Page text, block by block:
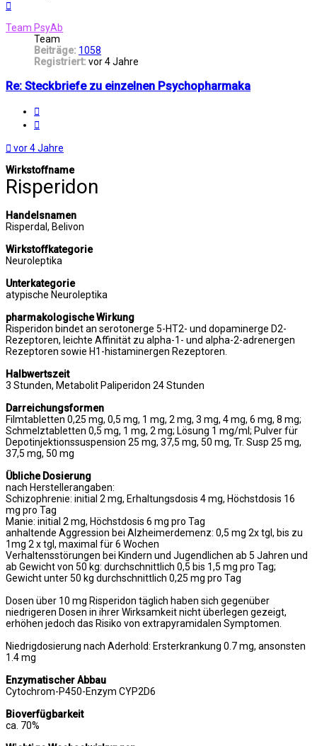
Team PsyAb
Team
Beiträge: 1058
Registriert: vor 4 Jahre
Re: Steckbriefe zu einzelnen Psychopharmaka
vor 4 Jahre
Wirkstoffname
Risperidon
Handelsnamen
Risperdal, Belivon
Wirkstoffkategorie
Neuroleptika
Unterkategorie
atypische Neuroleptika
pharmakologische Wirkung
Risperidon bindet an serotonerge 5-HT2- und dopaminerge D2-
Rezeptoren, leichte Affinität zu alpha-1- und alpha-2-adrenergen
Rezeptoren sowie H1-histaminergen Rezeptoren.
Halbwertszeit
3 Stunden, Metabolit Paliperidon 24 Stunden
Darreichungsformen
Filmtabletten 0,25 mg, 0,5 mg, 1 mg, 2 mg, 3 mg, 4 mg, 6 mg, 8 mg;
Schmelztabletten 0,5 mg, 1 mg, 2 mg; Lösung 1 mg/ml; Pulver für
Depotinjektionssuspension 25 mg, 37,5 mg, 50 mg, Tr. Susp 25 mg,
37,5 mg, 50 mg
Übliche Dosierung
nach Herstellerangaben:
Schizophrenie: initial 2 mg, Erhaltungsdosis 4 mg, Höchstdosis 16
mg pro Tag
Manie: initial 2 mg, Höchstdosis 6 mg pro Tag
anhaltende Aggression bei Alzheimerdemenz: 0,5 mg 2x tgl, bis zu
1mg 2 x tgl, maximal für 6 Wochen
Verhaltensstörungen bei Kindern und Jugendlichen ab 5 Jahren und
ab Gewicht von 50 kg: durchschnittlich 0,5 bis 1,5 mg pro Tag;
Gewicht unter 50 kg durchschnittlich 0,25 mg pro Tag
Dosen über 10 mg Risperidon täglich haben sich gegenüber
niedrigeren Dosen in ihrer Wirksamkeit nicht überlegen gezeigt,
erhöhen jedoch das Risiko von extrapyramidalen Symptomen.
Niedrigdosierung nach Aderhold: Ersterkrankung 0.7 mg, ansonsten
1.4 mg
Enzymatischer Abbau
Cytochrom-P450-Enzym CYP2D6
Bioverfügbarkeit
ca. 70%